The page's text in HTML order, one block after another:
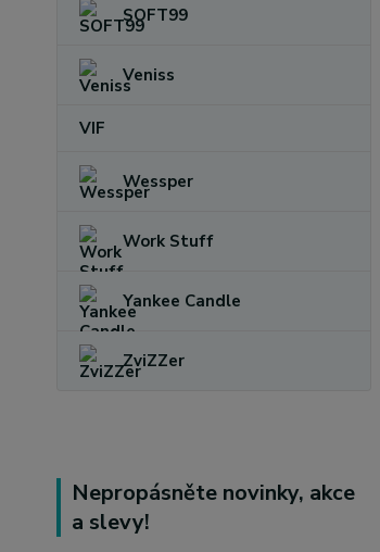
SOFT99
Veniss
VIF
Wessper
Work Stuff
Yankee Candle
ZviZZer
Nepropásněte novinky, akce
a slevy!